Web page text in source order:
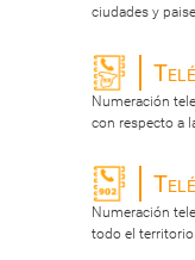
ciudades y
Numeración
con respecto a
Numeración
todo el territorio